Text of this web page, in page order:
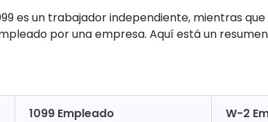
es un trabajador independiente, mientras
por una empresa. Aquí está un
1099 Empleado W-2